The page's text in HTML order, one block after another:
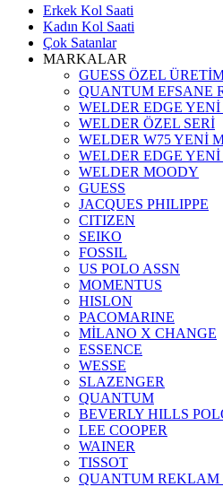
Erkek Kol Saati
Kadın Kol Saati
Çok Satanlar
MARKALAR
GUESS ÖZEL
QUANTUM EFSANE
WELDER EDGE
WELDER ÖZEL SERİ
WELDER W75 YENİ
WELDER EDGE
WELDER MOODY
GUESS
JACQUES PHILIPPE
CITIZEN
SEIKO
FOSSIL
US POLO ASSN
MOMENTUS
HISLON
PACOMARINE
MİLANO X CHANGE
ESSENCE
WESSE
SLAZENGER
QUANTUM
BEVERLY HILLS
LEE COOPER
WAINER
TISSOT
QUANTUM REKLAM